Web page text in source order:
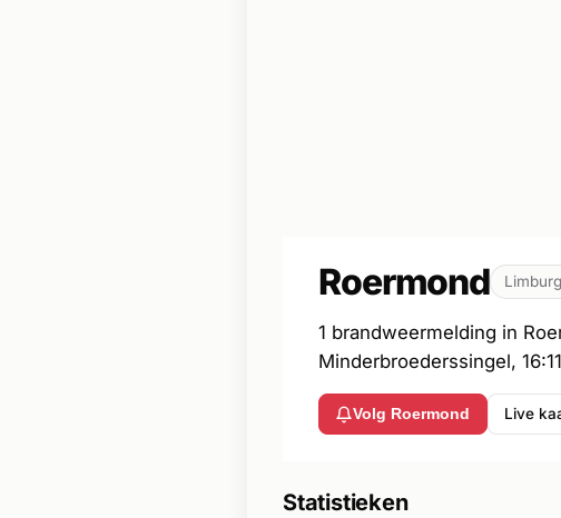
Roermond Limburg
1 brandweermelding in
Minderbroederssingel,
Volg Roermond Live
Statistieken